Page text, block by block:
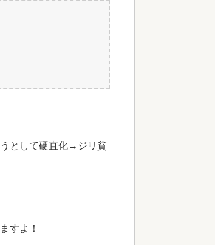
として硬直化→ジリ貧
すよ！